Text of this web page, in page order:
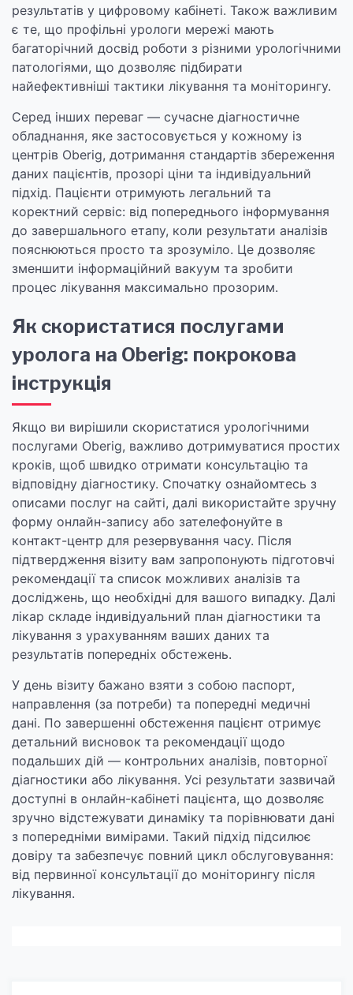
результатів у цифровому кабінеті. Також важливим
є те, що профільні урологи мережі мають
багаторічний досвід роботи з різними урологічними
патологіями, що дозволяє підбирати
найефективніші тактики лікування та моніторингу.
Серед інших переваг — сучасне діагностичне
обладнання, яке застосовується у кожному із
центрів Oberig, дотримання стандартів збереження
даних пацієнтів, прозорі ціни та індивідуальний
підхід. Пацієнти отримують легальний та
коректний сервіс: від попереднього інформування
до завершального етапу, коли результати аналізів
пояснюються просто та зрозуміло. Це дозволяє
зменшити інформаційний вакуум та зробити
процес лікування максимально прозорим.
Як скористатися послугами
уролога на Oberig: покрокова
інструкція
Якщо ви вирішили скористатися урологічними
послугами Oberig, важливо дотримуватися простих
кроків, щоб швидко отримати консультацію та
відповідну діагностику. Спочатку ознайомтесь з
описами послуг на сайті, далі використайте зручну
форму онлайн-запису або зателефонуйте в
контакт-центр для резервування часу. Після
підтвердження візиту вам запропонують підготовчі
рекомендації та список можливих аналізів та
досліджень, що необхідні для вашого випадку. Далі
лікар складе індивідуальний план діагностики та
лікування з урахуванням ваших даних та
результатів попередніх обстежень.
У день візиту бажано взяти з собою паспорт,
направлення (за потреби) та попередні медичні
дані. По завершенні обстеження пацієнт отримує
детальний висновок та рекомендації щодо
подальших дій — контрольних аналізів, повторної
діагностики або лікування. Усі результати зазвичай
доступні в онлайн-кабінеті пацієнта, що дозволяє
зручно відстежувати динаміку та порівнювати дані
з попередніми вимірами. Такий підхід підсилює
довіру та забезпечує повний цикл обслуговування:
від первинної консультації до моніторингу після
лікування.